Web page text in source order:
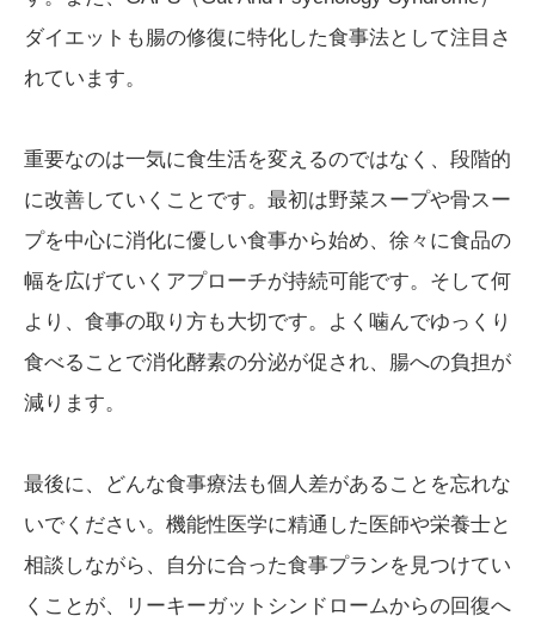
ダイエットも腸の修復に特化した食事法として注目さ
れています。
重要なのは一気に食生活を変えるのではなく、段階的
に改善していくことです。最初は野菜スープや骨スー
プを中心に消化に優しい食事から始め、徐々に食品の
幅を広げていくアプローチが持続可能です。そして何
より、食事の取り方も大切です。よく噛んでゆっくり
食べることで消化酵素の分泌が促され、腸への負担が
減ります。
最後に、どんな食事療法も個人差があることを忘れな
いでください。機能性医学に精通した医師や栄養士と
相談しながら、自分に合った食事プランを見つけてい
くことが、リーキーガットシンドロームからの回復へ